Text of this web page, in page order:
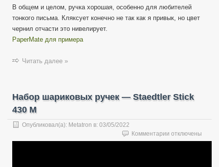
В общем и целом, ручка хорошая, особенно для любителей
тонкого письма. Кляксует конечно не так как я привык, но цвет
чернил отчасти это нивелирует.
PaperMate для примера
Читать далее »
Набор шариковых ручек — Staedtler Stick
430 M
Опубликовал(а): Metatron в: 03/05/2022
Комментарии к
записи
отключены